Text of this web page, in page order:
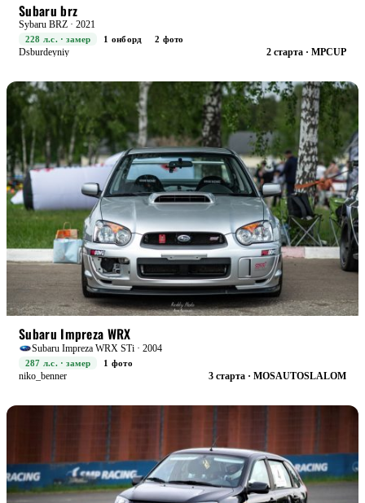
Subaru brz
Sybaru BRZ · 2021
228 л.с. · замер 1 онборд
2 фото
Dsburdeyniy
2 старта · MPCUP
Subaru Impreza WRX
Subaru Impreza WRX STi · 2004
287 л.с. · замер
1 фото
niko_benner
3 старта · MOSAUTOSLALOM